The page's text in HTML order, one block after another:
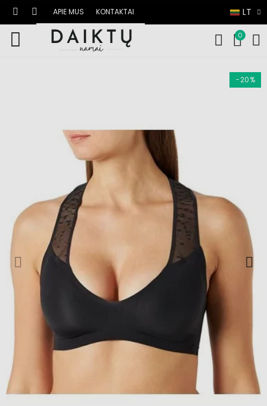
LT
APIE MUS KONTAKTAI
0
−20%